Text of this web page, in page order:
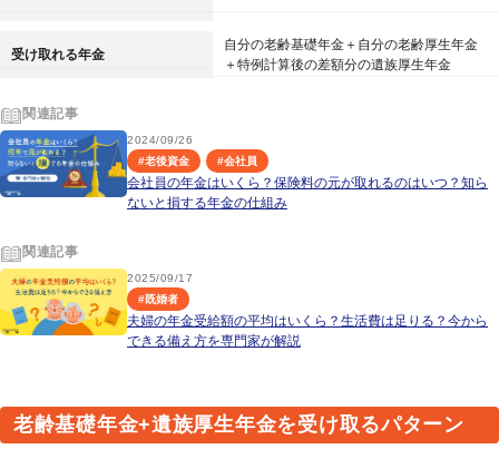
受け取れる年金
自分の老齢基礎年金＋自分の老齢厚生年金
＋特例計算後の差額分の遺族厚生年金
関連記事
2024/09/26
#老後資金 #会社員
会社員の年金はいくら？保険料の元が取れるのはいつ？知ら
ないと損する年金の仕組み
関連記事
2025/09/17
#既婚者
夫婦の年金受給額の平均はいくら？生活費は足りる？今から
できる備え方を専門家が解説
老齢基礎年金+遺族厚生年金を受け取るパターン